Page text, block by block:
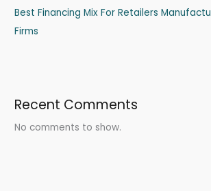
Best Financing Mix For Retailers
Firms
Recent Comments
No comments to show.